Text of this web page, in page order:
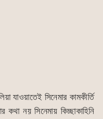
যাওয়াতেই সিনেমার কামকীর্তি
নয় সিনেমায় কিচ্ছাকাহিনি